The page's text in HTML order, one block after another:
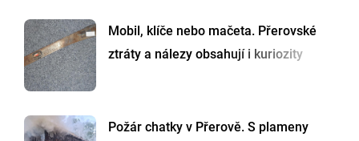
Mobil, klíče nebo mačeta. Přerovské
ztráty a nálezy obsahují i kuriozity
Požár chatky v Přerově. S plameny